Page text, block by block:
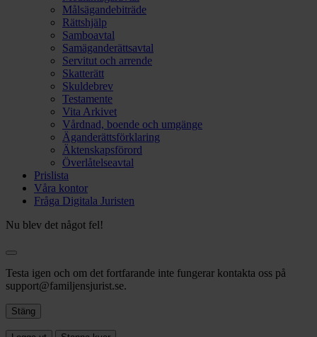
Målsägandebiträde
Rättshjälp
Samboavtal
Samäganderättsavtal
Servitut och arrende
Skatterätt
Skuldebrev
Testamente
Vita Arkivet
Vårdnad, boende och umgänge
Äganderättsförklaring
Äktenskapsförord
Överlåtelseavtal
Prislista
Våra kontor
Fråga Digitala Juristen
Nu blev det något fel!
Testa igen och om det fortfarande inte fungerar kontakta oss på
support@familjensjurist.se.
Stäng